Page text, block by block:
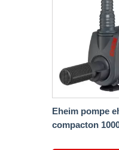
Eheim pompe
compacton